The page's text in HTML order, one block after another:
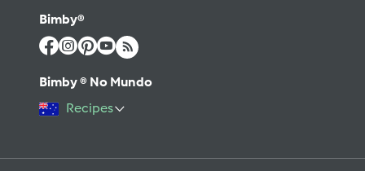
Bimby®
Bimby ® No Mundo
Recipes